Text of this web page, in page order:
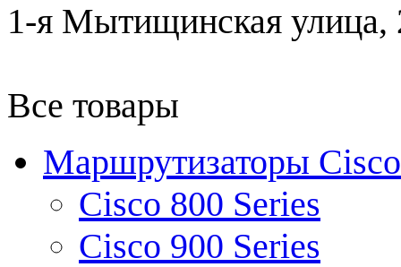
1-я Мытищинская улица,
Все товары
Маршрутизаторы Cisco
Cisco 800 Series
Cisco 900 Series